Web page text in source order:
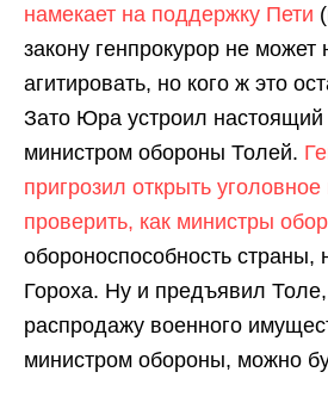
намекает на поддержку Пети
закону генпрокурор не может
агитировать, но кого ж это
Зато Юра устроил
министром обороны Толей.
пригрозил открыть
проверить, как министры
обороноспособность страны,
Гороха. Ну и предъявил Толе,
распродажу военного
министром обороны, можно